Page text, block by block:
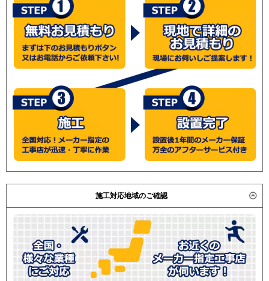
施工対応地域のご確認